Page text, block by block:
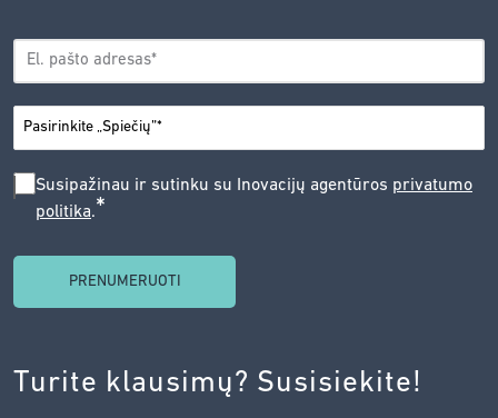
EL.
PAŠTAS*
MIESTAS*
SUSIPAŽINAU
SUTINKU
AGENTŪROS
PRIVATUMO
Susipažinau ir sutinku su Inovacijų agentūros privatumo
politika.*
Turite klausimų? Susisiekite!